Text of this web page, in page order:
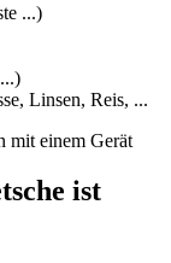
...)
Linsen, Reis, ...
mit einem Gerät
ist